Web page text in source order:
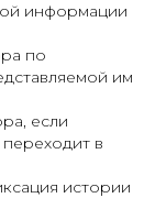
информации
по
им
если
в
истории